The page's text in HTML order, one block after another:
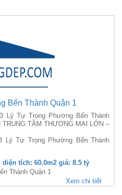
Bến Thành Quận 1
Lý Tự Trọng Phường Bến Thành
TÂM THƯƠNG MẠI LỚN –
Lý Tự Trọng Phường Bến Thành
diện tích: 60.0m2 giá: 8.5 tỷ
Thành Quận 1
Xem chi tiết